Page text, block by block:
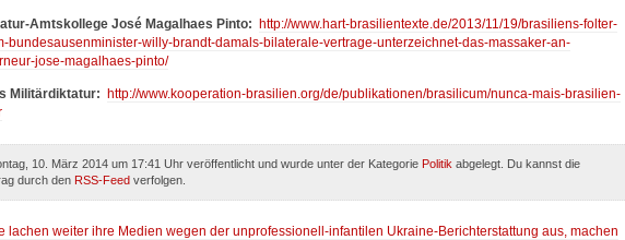
Amtskollege José Magalhaes Pinto: http://www.hart-brasilientexte.de/2013/11/19/brasiliens-folter-
bundesausenminister-willy-brandt-damals-bilaterale-vertrage-unterzeichnet-das-massaker-an-
jose-magalhaes-pinto/
Militärdiktatur: http://www.kooperation-brasilien.org/de/publikationen/brasilicum/nunca-mais-brasilien-
10. März 2014 um 17:41 Uhr veröffentlicht und wurde unter der Kategorie Politik abgelegt. Du kannst die
durch den RSS-Feed verfolgen.
lachen weiter ihre Medien wegen der unprofessionell-infantilen Ukraine-Berichterstattung aus, machen